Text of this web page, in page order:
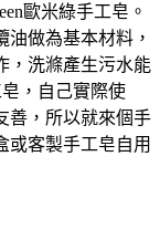
歐米綠手工皂。
做為基本材料，
，洗滌產生污水能
，自己實際使
善，所以就來個手
或客製手工皂自用